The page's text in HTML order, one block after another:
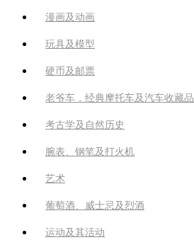
漫画及动画
玩具及模型
硬币及邮票
老爷车，经典摩托车及汽车收藏品
考古学及自然历史
腕表、钢笔及打火机
艺术
葡萄酒、威士忌及烈酒
运动及其活动